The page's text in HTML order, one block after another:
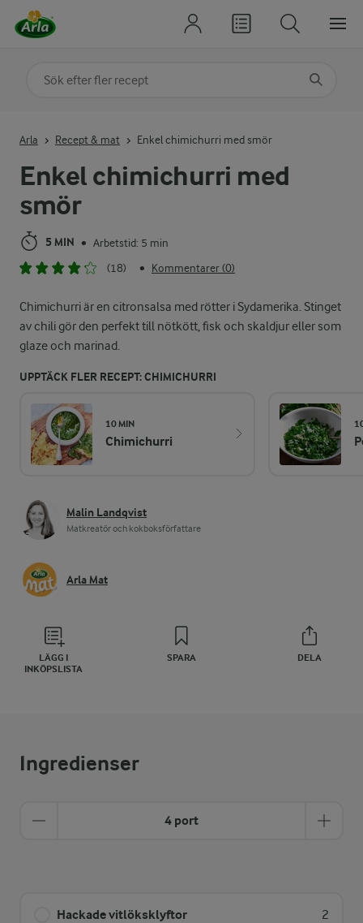
Enkel chimichurri med
smör
5 MIN • Arbetstid: 5 min
(18)
• Kommentarer (0)
Chimichurri är en citronsalsa med rötter i Sydamerika. Stinget
av chili gör den perfekt till nötkött, fisk och skaldjur eller som
glaze och marinad.
UPPTÄCK FLER RECEPT: CHIMICHURRI
10 MIN
Chimichurri
Malin Landqvist
Matkreatör och kokboksförfattare
Arla Mat
LÄGG I
INKÖPSLISTA
SPARA DELA
Arla Recept & mat Enkel chimichurri med smör
Ingredienser
4 port
Hackade vitlöksklyftor 2
Sök på kategori eller ingrediens